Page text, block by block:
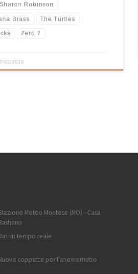
Sharon Robinson
Brass The Turtles
Zero 7
02/2010
Meteo Montese (MO) - Casa
in tempo reale
coppette per l'anemometro